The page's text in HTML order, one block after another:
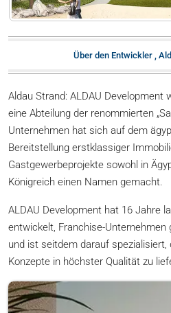
Über den Entwickler ,
Aldau Strand: ALDAU Development
eine Abteilung der renommierten
Unternehmen hat sich auf dem
Bereitstellung erstklassiger
Gastgewerbeprojekte sowohl in
Königreich einen Namen gemacht.
ALDAU Development hat 16 Jahre
entwickelt, Franchise-
und ist seitdem darauf spezialisiert,
Konzepte in höchster Qualität zu